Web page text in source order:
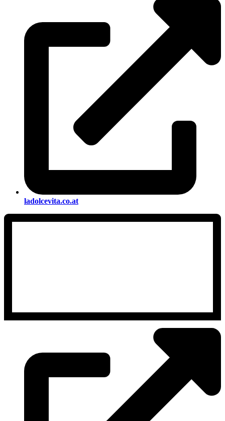
ladolcevita.co.at